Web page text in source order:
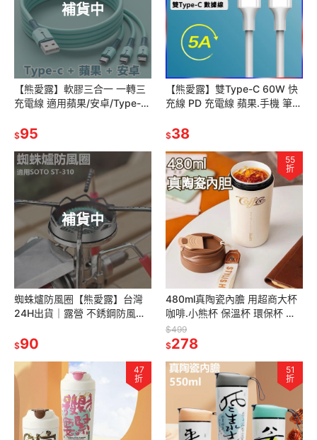
補貨中
【熊愛露】軟膠三合一 一轉三
充電線 適用蘋果/安卓/Type-C
一快速充電線.數據線
$95
【熊愛露】雙Type-C 60W 快
充線 PD 充電線 蘋果.手機 筆電
線
$38
補貨中
蜘蛛爐防風圈【熊愛露】台灣
24H出貨｜露營 不銹鋼防風圈
防風環 蜘蛛爐 炊具
$90
55
折
480ml真陶瓷內膽 用超商大杯
咖啡.小熊杯 保溫杯 環保杯 隨
行杯 保溫杯 飲料杯 陶瓷保溫杯
隨行咖啡杯
$499
$278
47
折
51
折